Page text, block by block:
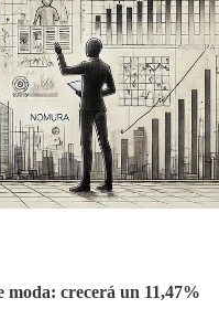
crecerá un 11,47%